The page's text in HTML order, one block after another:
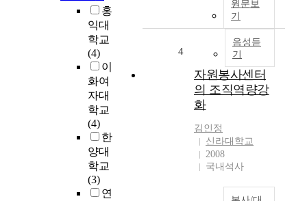
홍
익대
학교
(4)
이
화여
자대
학교
(4)
한
양대
학교
(3)
연
원문보
기
음성듣
기
4
자원봉사센터
의 조직역량강
화
김인정
신라대학교
2008
국내석사